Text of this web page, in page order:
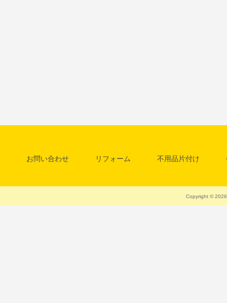
お問い合わせ リフォーム 不用品片付け
Copyright ©